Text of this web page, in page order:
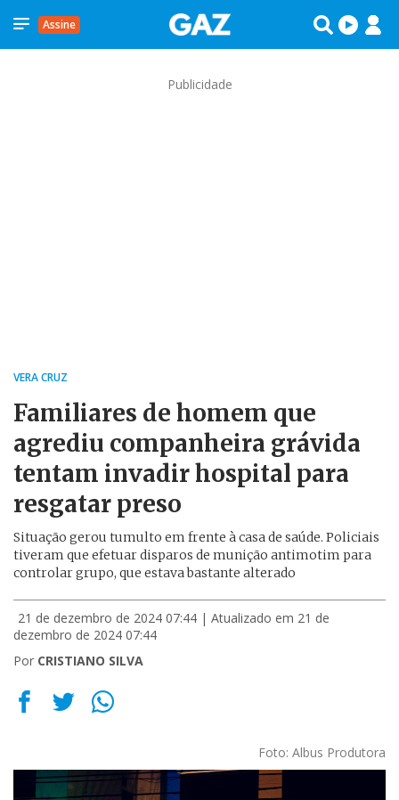
Assine
Publicidade
VERA CRUZ
Familiares de homem que
agrediu companheira grávida
tentam invadir hospital para
resgatar preso
Situação gerou tumulto em frente à casa de saúde. Policiais
tiveram que efetuar disparos de munição antimotim para
controlar grupo, que estava bastante alterado
21 de dezembro de 2024 07:44 | Atualizado em 21 de
dezembro de 2024 07:44
Por CRISTIANO SILVA
Foto: Albus Produtora